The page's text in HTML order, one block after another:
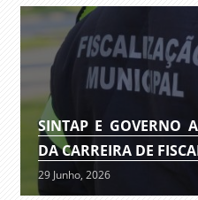
SINTAP E GOVERNO
DA CARREIRA DE
29 Junho, 2026